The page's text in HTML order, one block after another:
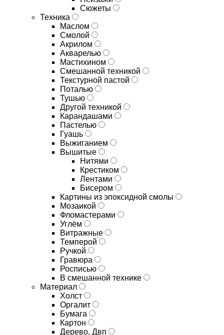
Сюжеты
Техника
Маслом
Смолой
Акрилом
Акварелью
Мастихином
Смешанной техникой
Текстурной пастой
Поталью
Тушью
Другой техникой
Карандашами
Пастелью
Гуашь
Выжиганием
Вышитые
Нитями
Крестиком
Лентами
Бисером
Картины из эпоксидной смолы
Мозаикой
Фломастерами
Углём
Витражные
Темперой
Ручкой
Гравюра
Росписью
В смешанной технике
Материал
Холст
Оргалит
Бумага
Картон
Дерево, Двп